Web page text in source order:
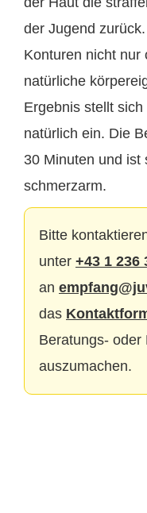
der Jugend
Konturen nicht nur
natürliche
Ergebnis stellt
natürlich ein. Die
30 Minuten und ist
schmerzarm.
Bitte
unter +43 1 236
an
das
Beratungs- oder
auszumachen.